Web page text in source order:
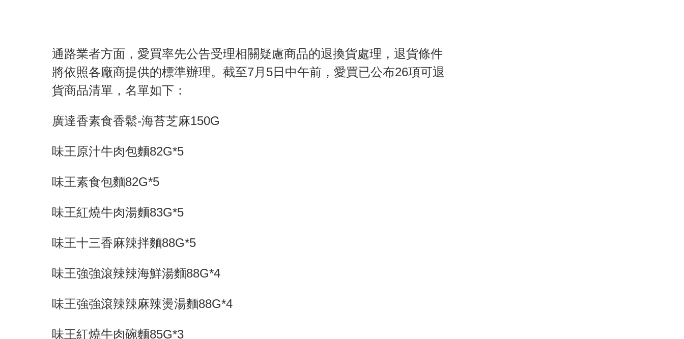
通路業者方面，愛買率先公告受理相關疑慮商品的退換貨處理，退貨條件
將依照各廠商提供的標準辦理。截至7月5日中午前，愛買已公布26項可退
貨商品清單，名單如下：
廣達香素食香鬆-海苔芝麻150G
味王原汁牛肉包麵82G*5
味王素食包麵82G*5
味王紅燒牛肉湯麵83G*5
味王十三香麻辣拌麵88G*5
味王強強滾辣辣海鮮湯麵88G*4
味王強強滾辣辣麻辣燙湯麵88G*4
味王紅燒牛肉碗麵85G*3